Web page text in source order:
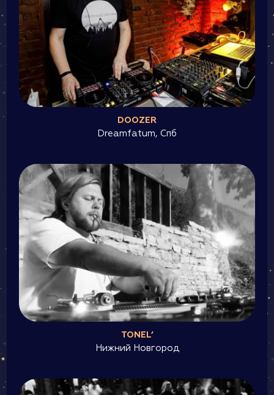
DOOZER
Dreamfatum, Cпб
TONEL’
Нижний Новгород